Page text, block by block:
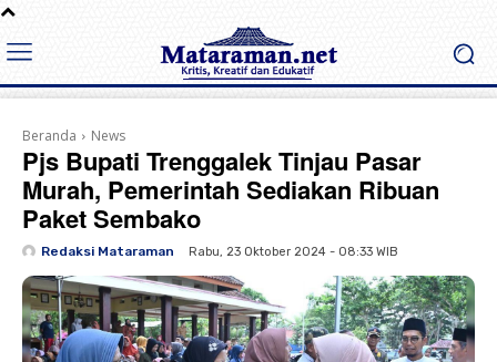
Beranda News
Pjs Bupati Trenggalek Tinjau Pasar
Murah, Pemerintah Sediakan Ribuan
Paket Sembako
Redaksi Mataraman Rabu, 23 Oktober 2024 - 08:33 WIB